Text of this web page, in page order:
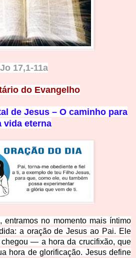
Jo 17,1-11a
do Evangelho
de Jesus – O caminho para
vida eterna
entramos no momento mais íntimo
a oração de Jesus ao Pai. Ele
chegou — a hora da crucifixão, que
hora de glorificação. Jesus define